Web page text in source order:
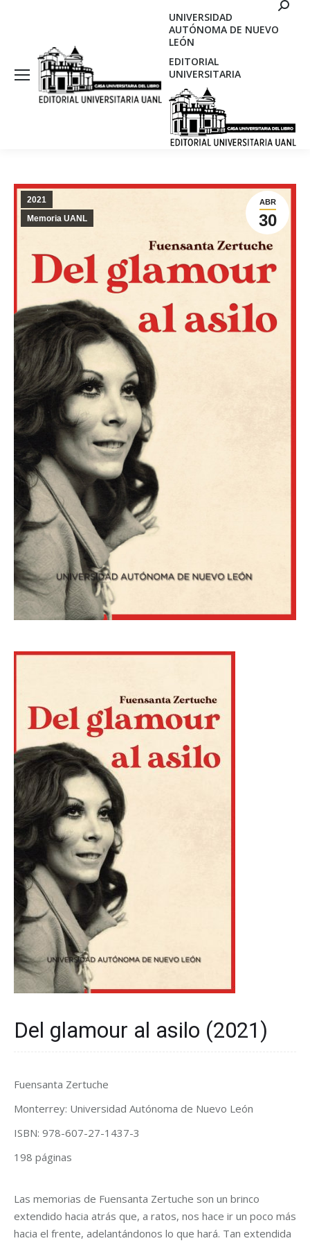
UNIVERSIDAD
AUTÓNOMA DE NUEVO
LEÓN
EDITORIAL
UNIVERSITARIA
ABR
30
2021
Memoria UANL
Del glamour al asilo (2021)
Fuensanta Zertuche
Monterrey: Universidad Autónoma de Nuevo León
ISBN: 978-607-27-1437-3
198 páginas
Las memorias de Fuensanta Zertuche son un brinco
extendido hacia atrás que, a ratos, nos hace ir un poco más
hacia el frente, adelantándonos lo que hará. Tan extendida